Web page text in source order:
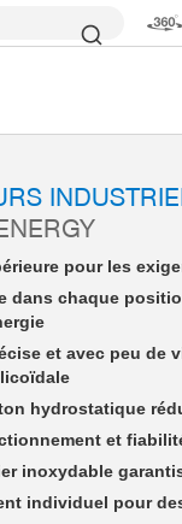
pour les
dans chaque
et avec peu de
hydrostatique
et
inoxydable
individuel pour